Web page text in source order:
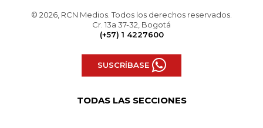
© 2026, RCN Medios. Todos los derechos reservados.
Cr. 13a 37-32, Bogotá
(+57) 1 4227600
SUSCRÍBASE
TODAS LAS SECCIONES